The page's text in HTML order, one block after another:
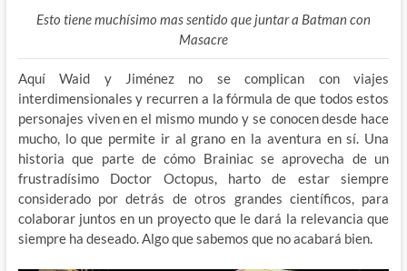
Esto tiene muchísimo mas sentido que juntar a Batman con
Masacre
Aquí Waid y Jiménez no se complican con viajes
interdimensionales y recurren a la fórmula de que todos estos
personajes viven en el mismo mundo y se conocen desde hace
mucho, lo que permite ir al grano en la aventura en sí. Una
historia que parte de cómo Brainiac se aprovecha de un
frustradísimo Doctor Octopus, harto de estar siempre
considerado por detrás de otros grandes científicos, para
colaborar juntos en un proyecto que le dará la relevancia que
siempre ha deseado. Algo que sabemos que no acabará bien.